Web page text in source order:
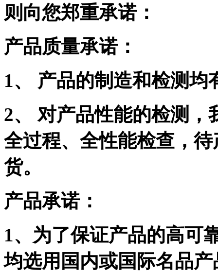
则向您郑重承诺：
产品质量承诺：
1、 产品的制造和检测
2、 对产品性能的检测
全过程、全性能检查，
货。
产品承诺：
1、为了保证产品的高可
均选用国内或国际名品产